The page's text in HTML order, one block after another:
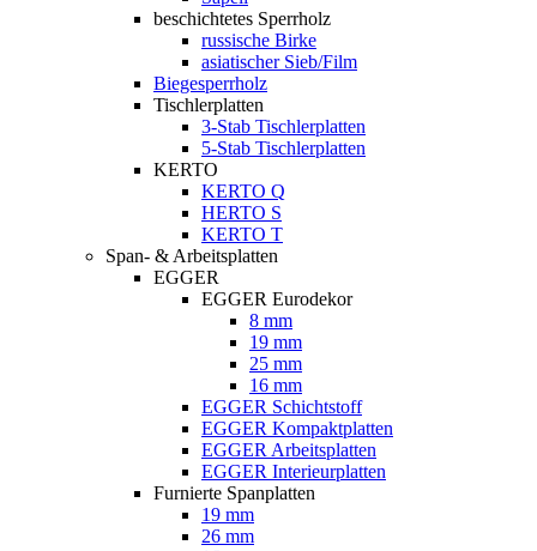
beschichtetes Sperrholz
russische Birke
asiatischer Sieb/Film
Biegesperrholz
Tischlerplatten
3-Stab Tischlerplatten
5-Stab Tischlerplatten
KERTO
KERTO Q
HERTO S
KERTO T
Span- & Arbeitsplatten
EGGER
EGGER Eurodekor
8 mm
19 mm
25 mm
16 mm
EGGER Schichtstoff
EGGER Kompaktplatten
EGGER Arbeitsplatten
EGGER Interieurplatten
Furnierte Spanplatten
19 mm
26 mm